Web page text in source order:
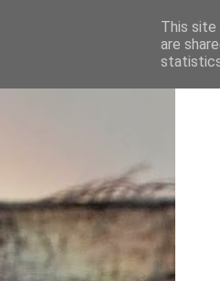
This site
are